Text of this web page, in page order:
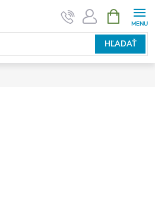
HĽADAŤ
KOŠÍK